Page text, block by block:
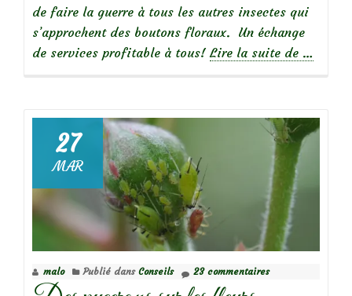
de faire la guerre à tous les autres insectes qui
s’approchent des boutons floraux. Un échange
de services profitable à tous! Lire la suite de
Insectes
les
…
27
MAR
malo Publié dans Conseils 23 commentaires